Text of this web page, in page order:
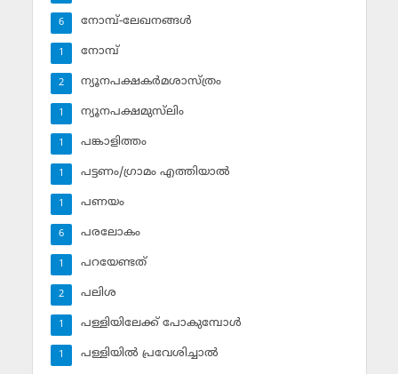
നോമ്പ്-ലേഖനങ്ങള്‍
6
നോമ്പ്‌
1
ന്യൂനപക്ഷകര്‍മശാസ്ത്രം
2
ന്യൂനപക്ഷമുസ്‌ലിം
1
പങ്കാളിത്തം
1
പട്ടണം/ഗ്രാമം എത്തിയാല്‍
1
പണയം
1
പരലോകം
6
പറയേണ്ടത്
1
പലിശ
2
പള്ളിയിലേക്ക് പോകുമ്പോള്‍
1
പള്ളിയില്‍ പ്രവേശിച്ചാല്‍
1